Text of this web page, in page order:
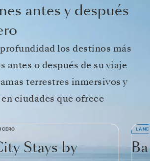
antes y después
los destinos más
antes o después de su viaje
terrestres inmersivos y
ciudades que ofrece
Stays by